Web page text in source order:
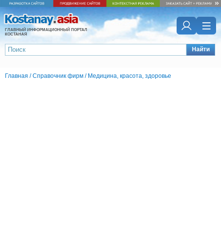
ГЛАВНЫЙ ИНФОРМАЦИОННЫЙ ПОРТАЛ
КОСТАНАЯ
Найти
Главная /Справочник фирм / Медицина, красота, здоровье